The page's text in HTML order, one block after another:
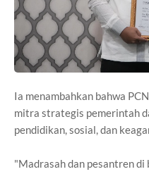
Ia menambahkan bahwa
mitra strategis pemerintah
pendidikan, sosial, dan
"Madrasah dan pesantren di